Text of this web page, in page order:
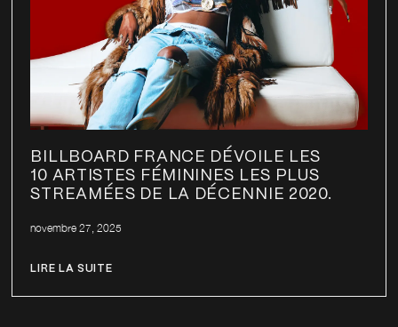
BILLBOARD FRANCE DÉVOILE LES
10 ARTISTES FÉMININES LES PLUS
STREAMÉES DE LA DÉCENNIE 2020.
novembre 27, 2025
LIRE LA SUITE